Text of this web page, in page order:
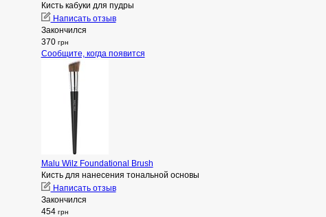
Кисть кабуки для пудры
Написать отзыв
Закончился
370 грн
Сообщите, когда появится
Malu Wilz Foundational Brush
Кисть для нанесения тональной основы
Написать отзыв
Закончился
454 грн